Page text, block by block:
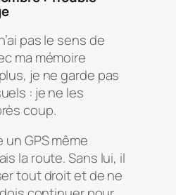
pas le sens de
ma mémoire
je ne garde pas
: je ne les
coup.
un GPS même
la route. Sans lui, il
tout droit et de ne